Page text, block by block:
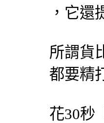
，它還
所謂貨
都要精
花30秒